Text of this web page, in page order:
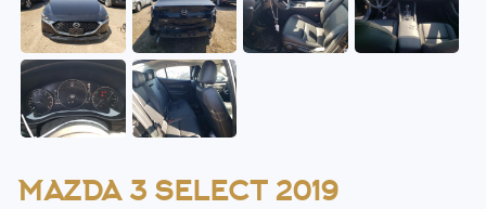
MAZDA 3 SELECT 2019